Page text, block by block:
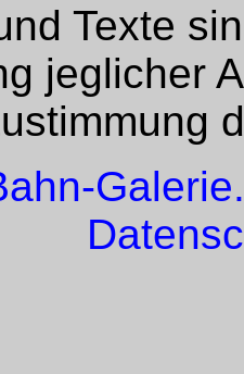
Texte
jeglicher